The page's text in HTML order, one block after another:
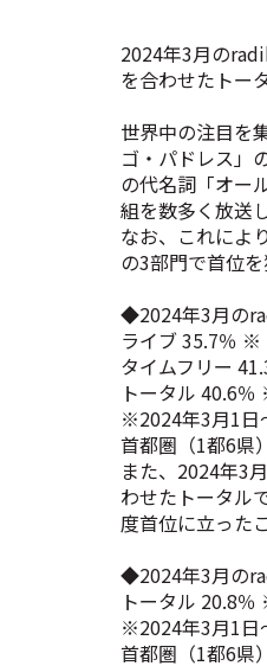
2024年3月の
を合わせたトー
世界中の注目を
ゴ・パドレス」
の代名詞「オー
組を数多く放送
なお、これによ
の3部門で首位
◆2024年3月の
ライブ 35.7％ ※
タイムフリー
トータル 40.6％
※2024年3月1日
首都圏（1都6県
また、2024年3
わせたトータル
度首位に立った
◆2024年3月の
トータル 20.8％
※2024年3月1日
首都圏（1都6県